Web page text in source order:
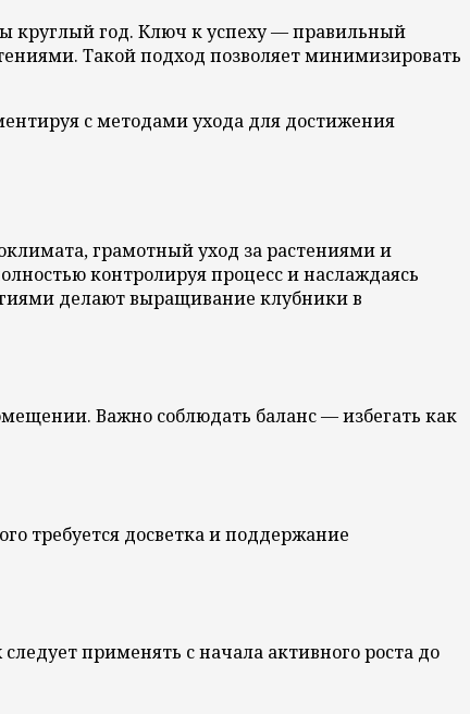
круглый год. Ключ к успеху — правильный
Такой подход позволяет минимизировать
с методами ухода для достижения
грамотный уход за растениями и
контролируя процесс и наслаждаясь
делают выращивание клубники в
Важно соблюдать баланс — избегать как
требуется досветка и поддержание
применять с начала активного роста до